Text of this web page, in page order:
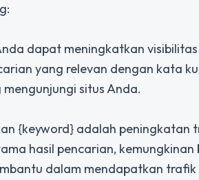
dapat meningkatkan
yang relevan dengan kata
situs Anda.
{keyword} adalah peningkatan
hasil pencarian,
dalam mendapatkan